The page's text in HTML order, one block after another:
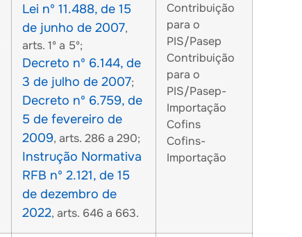
Lei nº 11.488, de 15
de junho de 2007,
arts. 1º a 5º;
Decreto nº 6.144, de
3 de julho de 2007;
Decreto nº 6.759, de
5 de fevereiro de
2009, arts. 286 a 290;
Instrução Normativa
RFB nº 2.121, de 15
de dezembro de
2022, arts. 646 a 663.
Contribuição
para o
PIS/Pasep
Contribuição
para o
PIS/Pasep-
Importação
Cofins
Cofins-
Importação